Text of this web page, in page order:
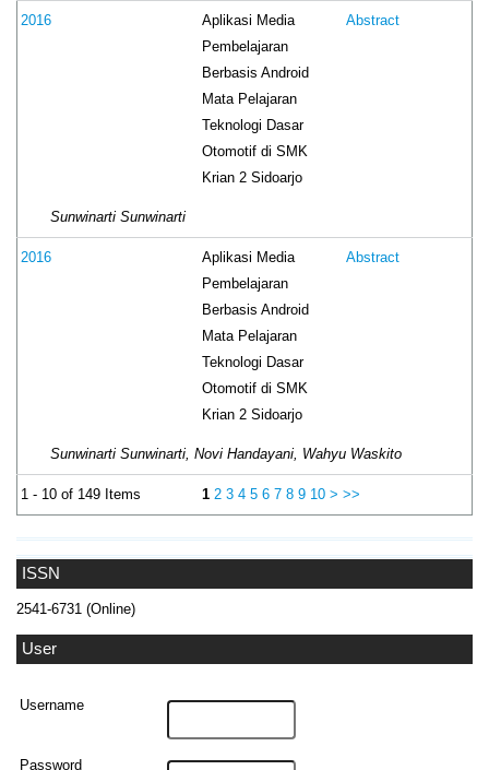
ISSN
2541-6731 (Online)
User
Username
Password
2016
Aplikasi Media
Pembelajaran
Berbasis Android
Mata Pelajaran
Teknologi Dasar
Otomotif di SMK
Krian 2 Sidoarjo
Abstract
Sunwinarti Sunwinarti
2016
Aplikasi Media
Pembelajaran
Berbasis Android
Mata Pelajaran
Teknologi Dasar
Otomotif di SMK
Krian 2 Sidoarjo
Abstract
Sunwinarti Sunwinarti, Novi Handayani, Wahyu Waskito
1 - 10 of 149 Items 1 2 3 4 5 6 7 8 9 10 > >>